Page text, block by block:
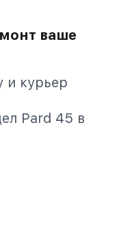
ваше
и курьер
Pard 45 в